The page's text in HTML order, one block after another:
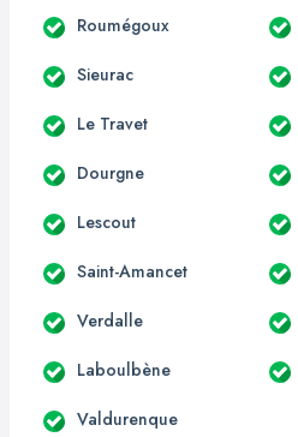
Roumégoux
Sieurac
Le Travet
Dourgne
Lescout
Saint-Amancet
Verdalle
Laboulbène
Valdurenque